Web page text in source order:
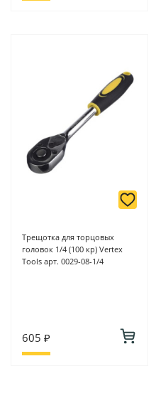
Трещотка для торцовых
головок 1/4 (100 кр) Vertex
Tools арт. 0029-08-1/4
605 ₽